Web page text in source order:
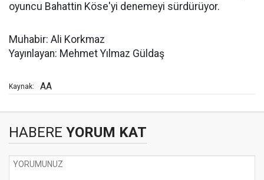
oyuncu Bahattin Köse'yi denemeyi sürdürüyor.
Muhabir: Ali Korkmaz
Yayınlayan: Mehmet Yılmaz Güldaş
Kaynak: AA
HABERE YORUM KAT